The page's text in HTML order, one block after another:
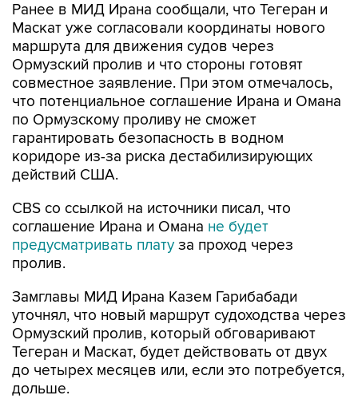
Ранее в МИД Ирана сообщали, что Тегеран и
Маскат уже согласовали координаты нового
маршрута для движения судов через
Ормузский пролив и что стороны готовят
совместное заявление. При этом отмечалось,
что потенциальное соглашение Ирана и Омана
по Ормузскому проливу не сможет
гарантировать безопасность в водном
коридоре из-за риска дестабилизирующих
действий США.
CBS со ссылкой на источники писал, что
соглашение Ирана и Омана не будет
предусматривать плату за проход через
пролив.
Замглавы МИД Ирана Казем Гарибабади
уточнял, что новый маршрут судоходства через
Ормузский пролив, который обговаривают
Тегеран и Маскат, будет действовать от двух
до четырех месяцев или, если это потребуется,
дольше.